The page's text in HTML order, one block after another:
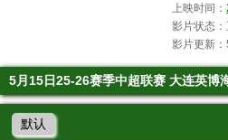
上映时间：
影片状态
影片更新
5月15日25-26赛季中超联赛 大连英博
默认